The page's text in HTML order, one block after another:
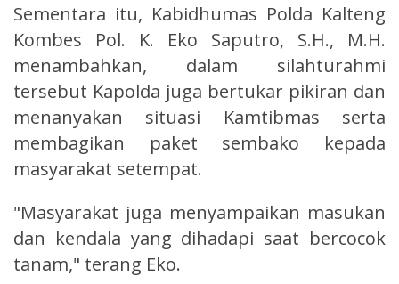
Sementara itu, Kabidhumas Polda Kalteng
Kombes Pol. K. Eko Saputro, S.H., M.H.
menambahkan, dalam silahturahmi
tersebut Kapolda juga bertukar pikiran dan
menanyakan situasi Kamtibmas serta
membagikan paket sembako kepada
masyarakat setempat.
"Masyarakat juga menyampaikan masukan
dan kendala yang dihadapi saat bercocok
tanam," terang Eko.